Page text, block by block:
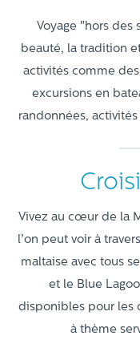
Voyage "hors des
beauté, la tradition
activités comme
excursions en
randonnées,
Vivez au cœur de la
l’on peut voir à
maltaise avec tous
et le Blue
disponibles pour les
à thème